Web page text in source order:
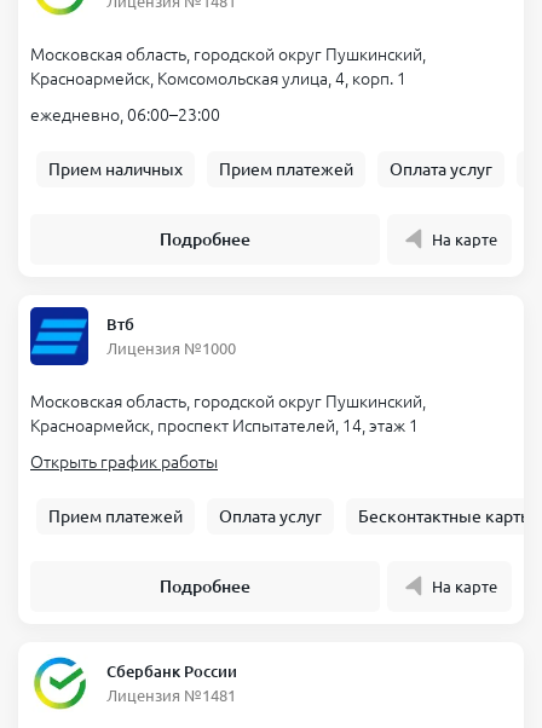
Московская область, городской округ Пушкинский,
Красноармейск, Комсомольская улица, 4, корп. 1
ежедневно, 06:00–23:00
Прием наличных Прием платежей Оплата услуг
Подробнее На карте
Втб
Лицензия №1000
Московская область, городской округ Пушкинский,
Красноармейск, проспект Испытателей, 14, этаж 1
Открыть график работы
Прием платежей Оплата услуг Бесконтактные карты
Подробнее На карте
Сбербанк России
Лицензия №1481